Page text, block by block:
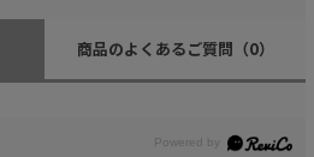
商品のよくあるご質問 （0）